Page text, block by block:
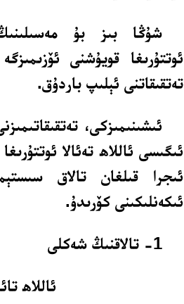
شۇڭا بىز بۇ
ئوتتۇرىغا قويۇشنى
تەتقىقاتنى ئېلىپ باردۇق.
ئىشىنىمىزكى،
ئىگىسى ئاللاھ تەئالا
ئىجرا قىلغان تالاق
ئىكەنلىكىنى كۆرىدۇ.
1- تالاقنىڭ شەكلى
ئاللاھ